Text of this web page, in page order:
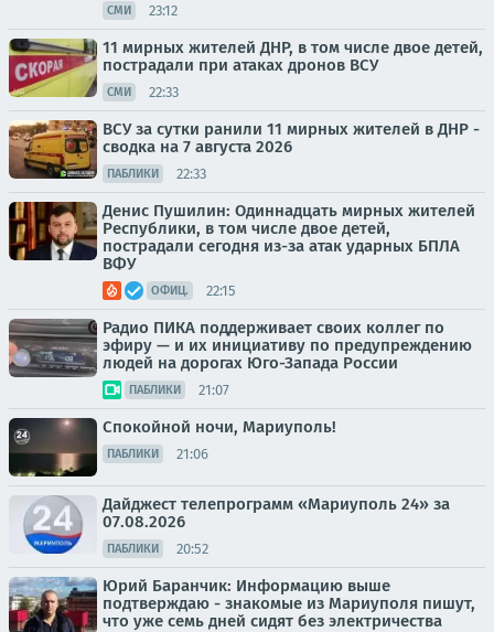
СМИ 23:12
11 мирных жителей ДНР, в том числе двое детей,
пострадали при атаках дронов ВСУ
СМИ 22:33
ВСУ за сутки ранили 11 мирных жителей в ДНР -
сводка на 7 августа 2026
ПАБЛИКИ 22:33
Денис Пушилин: Одиннадцать мирных жителей
Республики, в том числе двое детей,
пострадали сегодня из-за атак ударных БПЛА
ВФУ
ОФИЦ. 22:15
Радио ПИКА поддерживает своих коллег по
эфиру — и их инициативу по предупреждению
людей на дорогах Юго-Запада России
ПАБЛИКИ 21:07
Спокойной ночи, Мариуполь!
ПАБЛИКИ 21:06
Дайджест телепрограмм «Мариуполь 24» за
07.08.2026
ПАБЛИКИ 20:52
Юрий Баранчик: Информацию выше
подтверждаю - знакомые из Мариуполя пишут,
что уже семь дней сидят без электричества